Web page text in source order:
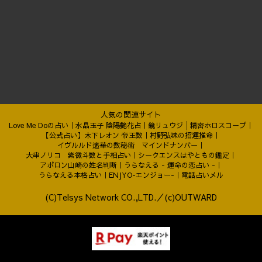
人気の関連サイト
Love Me Doの占い 水晶玉子 陰陽艶花占
鏡リュウジ│精密ホロスコープ
【公式占い】木下レオン 帝王数
村野弘味の招運推命
イヴルルド遙華の数秘術 マインドナンバー
大串ノリコ 紫微斗数と手相占い
シークエンスはやともの鑑定
アポロン山崎の姓名判断
うらなえる - 運命の恋占い -
うらなえる本格占い
ENJYO-エンジョー- 電話占いメル
(C)Telsys Network CO.,LTD.／(c)OUTWARD